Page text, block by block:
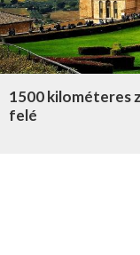
1500 kilométeres
felé